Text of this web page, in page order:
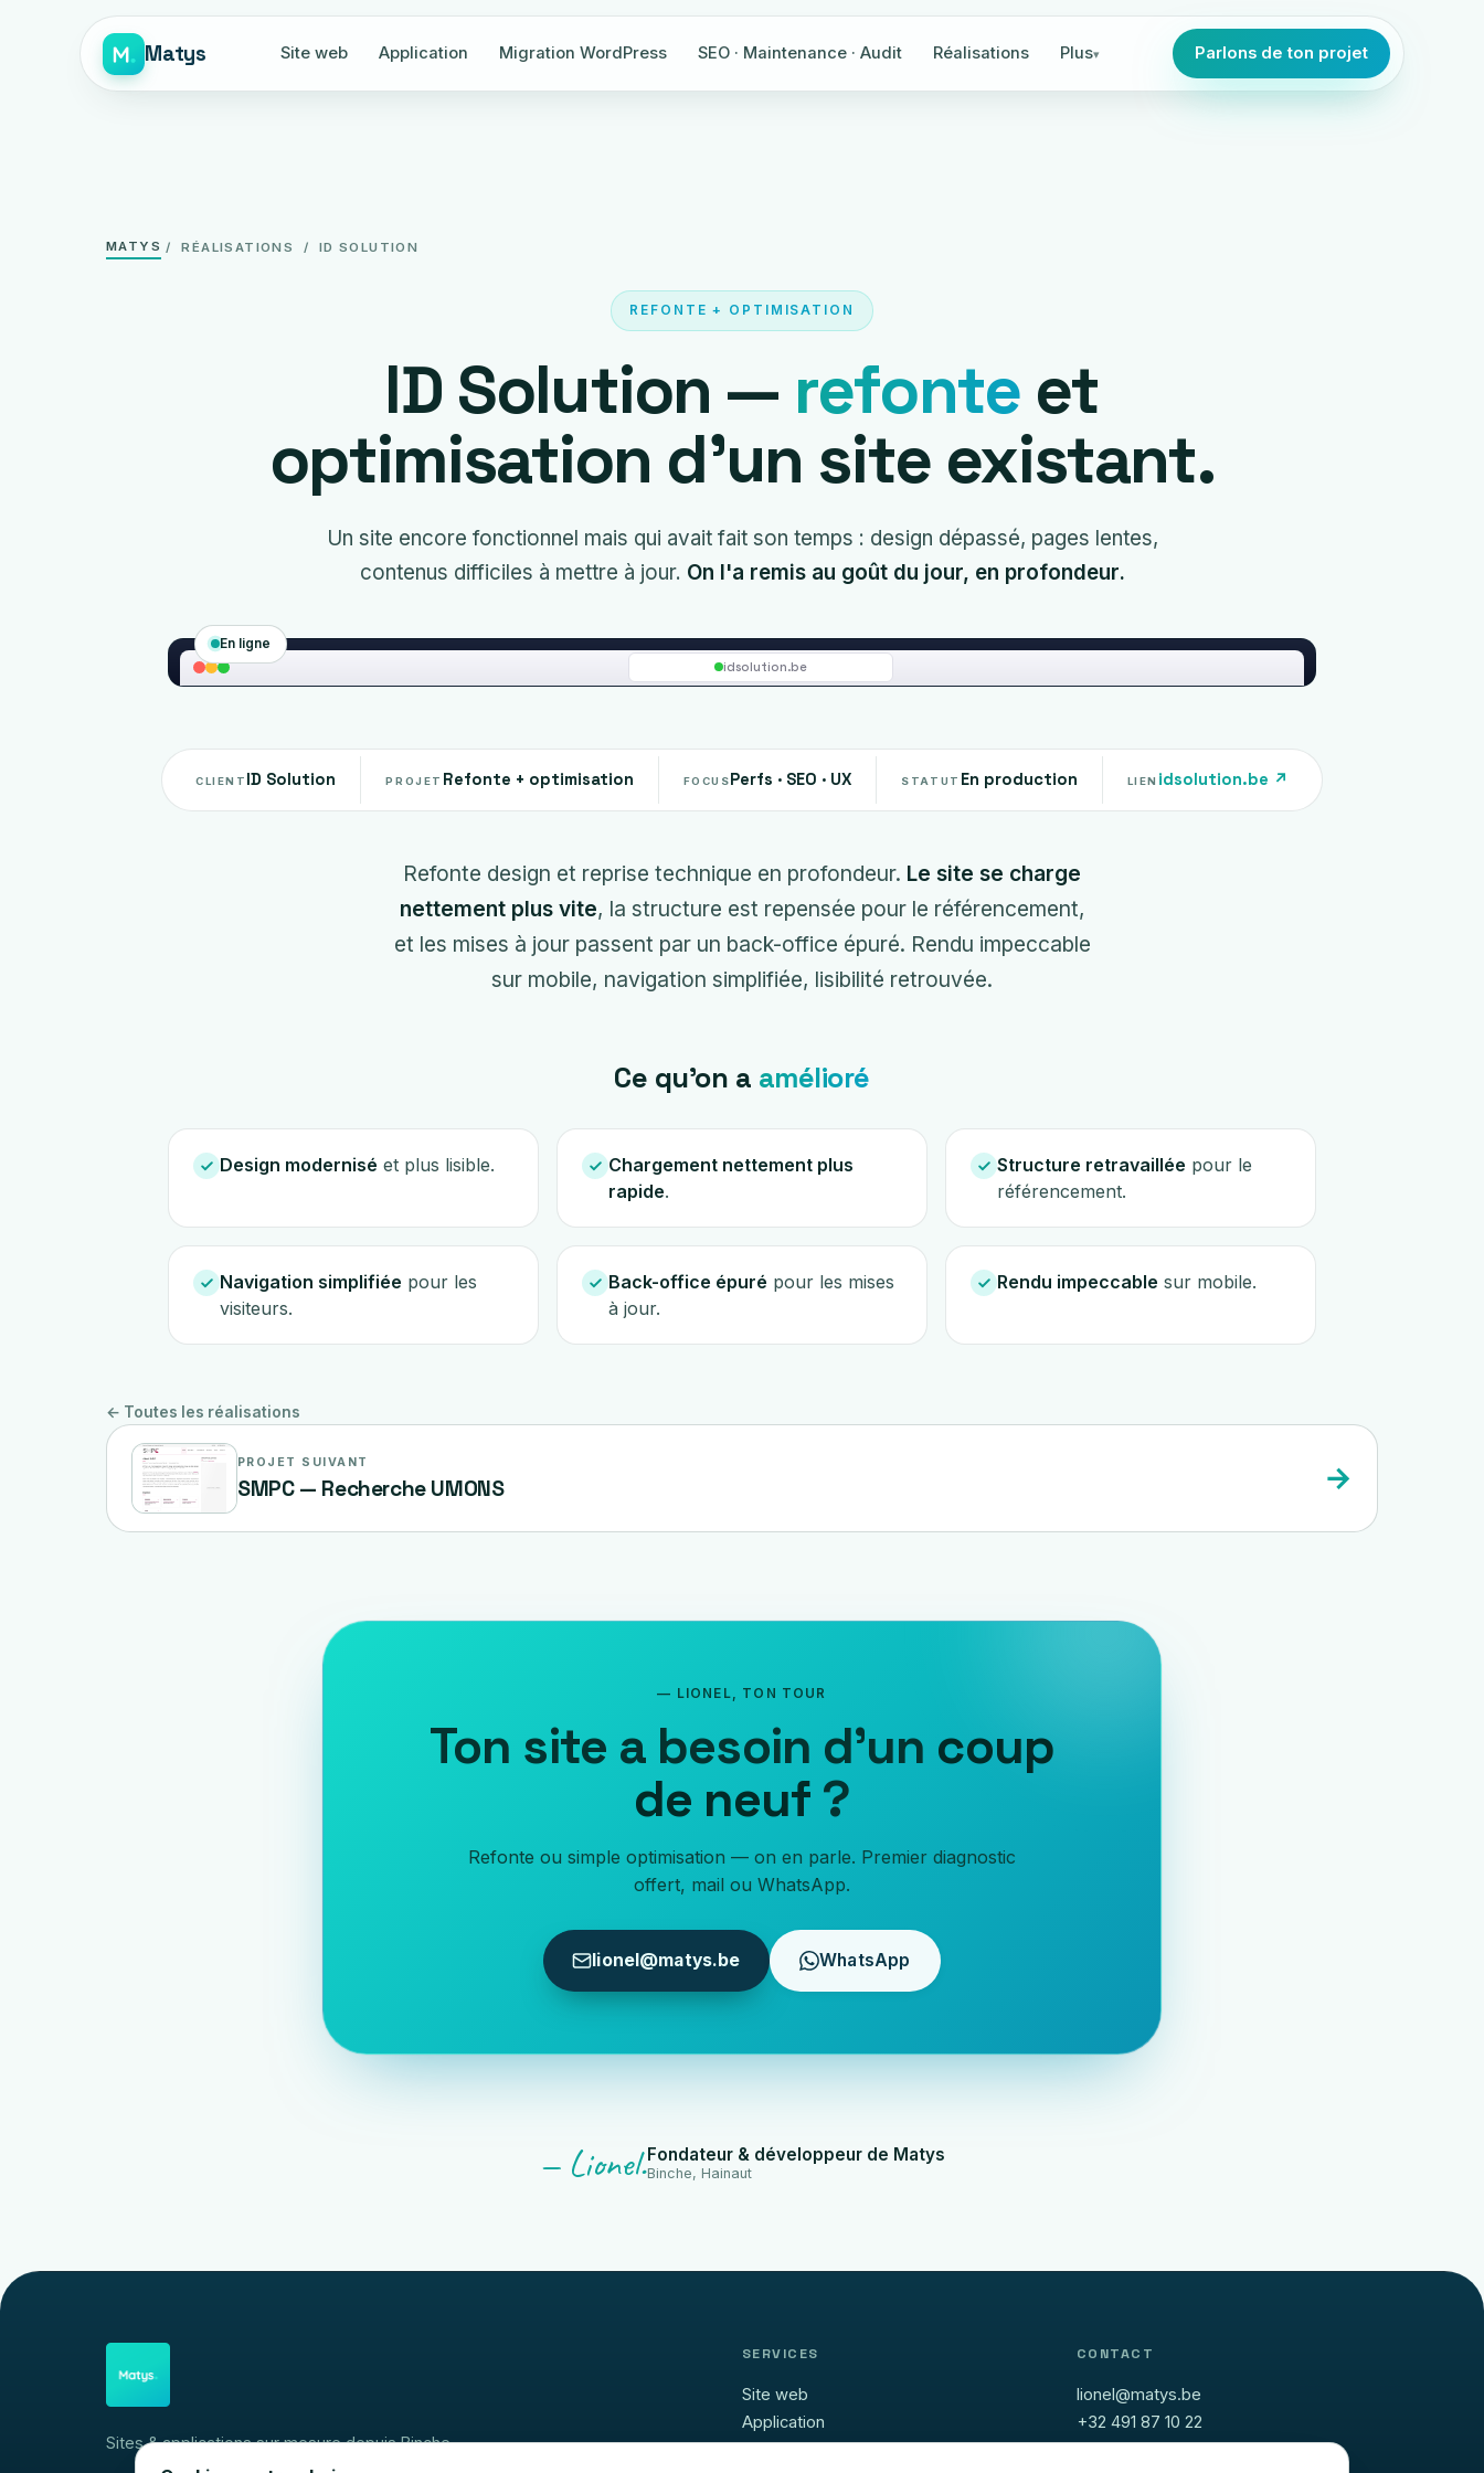
Matys Site web Application Migration WordPress SEO · Maintenance · Audit Réalisations Plus Parlons de ton projet
MATYS / RÉALISATIONS / ID SOLUTION
REFONTE + OPTIMISATION
ID Solution — refonte et
optimisation d'un site existant.
Un site encore fonctionnel mais qui avait fait son temps : design dépassé, pages lentes,
contenus difficiles à mettre à jour. On l'a remis au goût du jour, en profondeur.
En ligne
idsolution.be
CLIENT ID Solution PROJET Refonte + optimisation FOCUSPerfs · SEO · UX STATUT En production LIEN idsolution.be ↗
Refonte design et reprise technique en profondeur. Le site se charge
nettement plus vite, la structure est repensée pour le référencement,
et les mises à jour passent par un back-office épuré. Rendu impeccable
sur mobile, navigation simplifiée, lisibilité retrouvée.
Ce qu'on a amélioré
Design modernisé et plus lisible.
Chargement nettement plus
rapide.
Structure retravaillée pour le
référencement.
Navigation simplifiée pour les
visiteurs.
Back-office épuré pour les mises
à jour.
Rendu impeccable sur mobile.
← Toutes les réalisations
PROJET SUIVANT
SMPC — Recherche UMONS →
— LIONEL, TON TOUR
Ton site a besoin d'un coup
de neuf ?
Refonte ou simple optimisation — on en parle. Premier diagnostic
offert, mail ou WhatsApp.
lionel@matys.be WhatsApp
— Lionel.Fondateur & développeur de Matys
Binche, Hainaut
Sites & applications sur mesure depuis Binche.
SERVICES
Site web
Application
Migration WP
CONTACT
lionel@matys.be
+32 491 87 10 22
Facebook